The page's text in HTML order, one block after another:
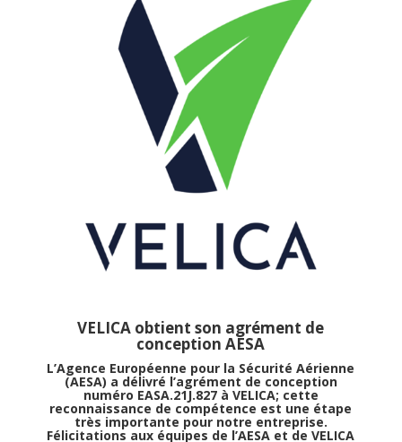
VELICA obtient son agrément de
conception AESA
L’Agence Européenne pour la Sécurité Aérienne
(AESA) a délivré l’agrément de conception
numéro EASA.21J.827 à VELICA; cette
reconnaissance de compétence est une étape
très importante pour notre entreprise.
Félicitations aux équipes de l’AESA et de VELICA